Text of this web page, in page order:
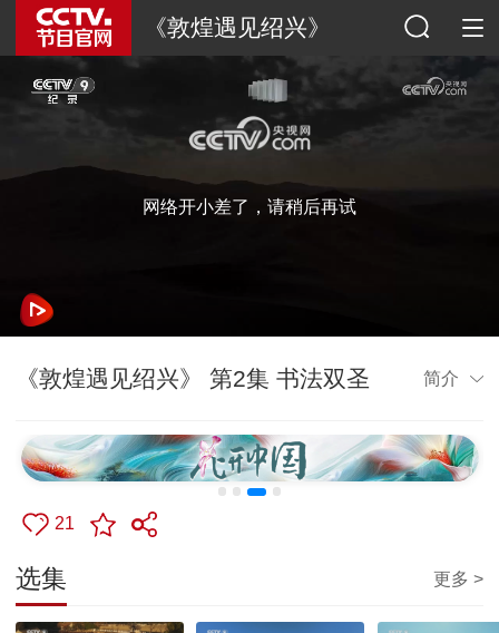
《敦煌遇见绍兴》
网络开小差了，请稍后再试
《敦煌遇见绍兴》 第2集 书法双圣 简介
21
选集 更多 >